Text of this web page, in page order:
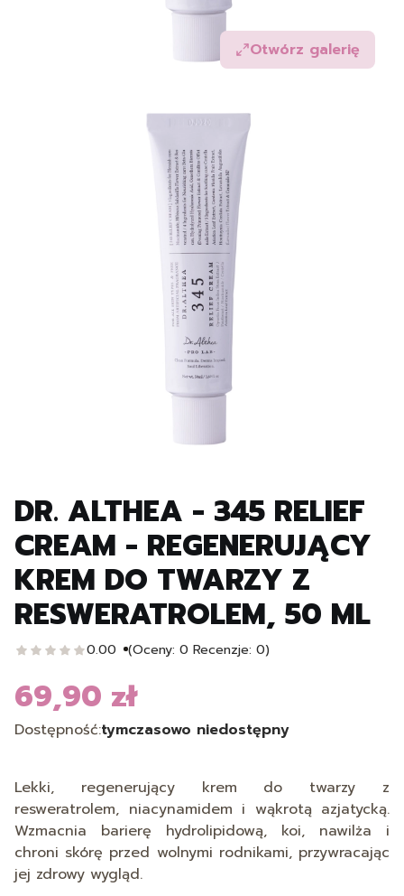
Otwórz galerię
DR. ALTHEA - 345 RELIEF
CREAM - REGENERUJĄCY
KREM DO TWARZY Z
RESWERATROLEM, 50 ML
0.00 (Oceny: 0 Recenzje: 0)
Cena
69,90 zł
Dostępność:tymczasowo niedostępny
Lekki, regenerujący krem do twarzy z
resweratrolem, niacynamidem i wąkrotą azjatycką.
Wzmacnia barierę hydrolipidową, koi, nawilża i
chroni skórę przed wolnymi rodnikami,przywracając
jej zdrowy wygląd.